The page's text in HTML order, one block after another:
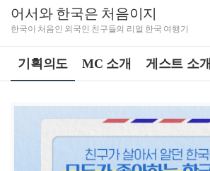
어서와 한국은 처음이지
한국이 처음인 외국인 친구들의 리얼 한국 여행기
기획의도 MC 소개 게스트 소개